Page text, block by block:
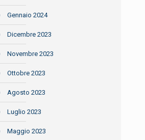
Gennaio 2024
Dicembre 2023
Novembre 2023
Ottobre 2023
Agosto 2023
Luglio 2023
Maggio 2023